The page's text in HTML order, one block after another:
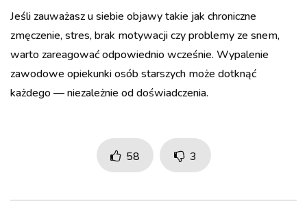
Jeśli zauważasz u siebie objawy takie jak chroniczne
zmęczenie, stres, brak motywacji czy problemy ze snem,
warto zareagować odpowiednio wcześnie. Wypalenie
zawodowe opiekunki osób starszych może dotknąć
każdego — niezależnie od doświadczenia.
58 3